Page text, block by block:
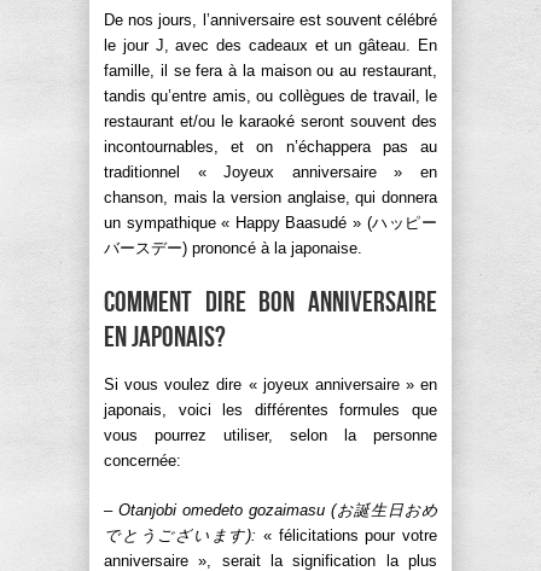
De nos jours, l’anniversaire est souvent célébré
le jour J, avec des cadeaux et un gâteau. En
famille, il se fera à la maison ou au restaurant,
tandis qu’entre amis, ou collègues de travail, le
restaurant et/ou le karaoké seront souvent des
incontournables, et on n’échappera pas au
traditionnel « Joyeux anniversaire » en
chanson, mais la version anglaise, qui donnera
un sympathique « Happy Baasudé » (ハッピー
バースデー) prononcé à la japonaise.
Comment dire bon anniversaire
en japonais?
Si vous voulez dire « joyeux anniversaire » en
japonais, voici les différentes formules que
vous pourrez utiliser, selon la personne
concernée:
– Otanjobi omedeto gozaimasu (お誕生日おめ
でとうございます): « félicitations pour votre
anniversaire », serait la signification la plus